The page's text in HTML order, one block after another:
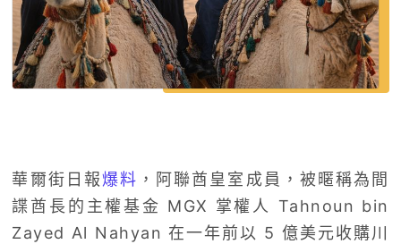
華爾街日報爆料 ，阿聯酋皇室成員，被暱稱為間
諜酋長的主權基金 MGX 掌權人 Tahnoun bin
Zayed Al Nahyan 在一年前以 5 億美元收購川